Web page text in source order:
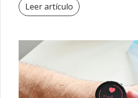
Leer artículo